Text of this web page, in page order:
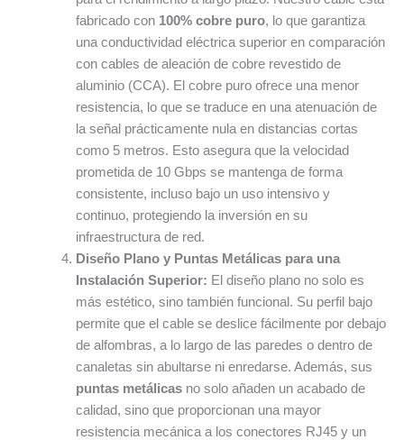
fabricado con 100% cobre puro, lo que garantiza
una conductividad eléctrica superior en comparación
con cables de aleación de cobre revestido de
aluminio (CCA). El cobre puro ofrece una menor
resistencia, lo que se traduce en una atenuación de
la señal prácticamente nula en distancias cortas
como 5 metros. Esto asegura que la velocidad
prometida de 10 Gbps se mantenga de forma
consistente, incluso bajo un uso intensivo y
continuo, protegiendo la inversión en su
infraestructura de red.
Diseño Plano y Puntas Metálicas para una
Instalación Superior: El diseño plano no solo es
más estético, sino también funcional. Su perfil bajo
permite que el cable se deslice fácilmente por debajo
de alfombras, a lo largo de las paredes o dentro de
canaletas sin abultarse ni enredarse. Además, sus
puntas metálicasno solo añaden un acabado de
calidad, sino que proporcionan una mayor
resistencia mecánica a los conectores RJ45 y un